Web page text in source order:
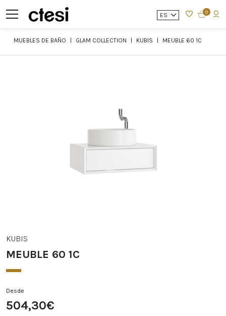
ES 0
MUEBLES DE BAÑO GLAM COLLECTION KUBIS MEUBLE 60 1C
KUBIS
MEUBLE 60 1C
Desde
504,30€